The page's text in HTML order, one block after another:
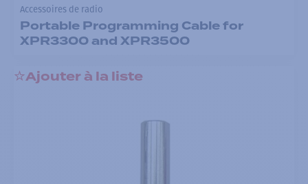
Accessoires de radio
Portable Programming Cable for
XPR3300 and XPR3500
Ajouter à la liste